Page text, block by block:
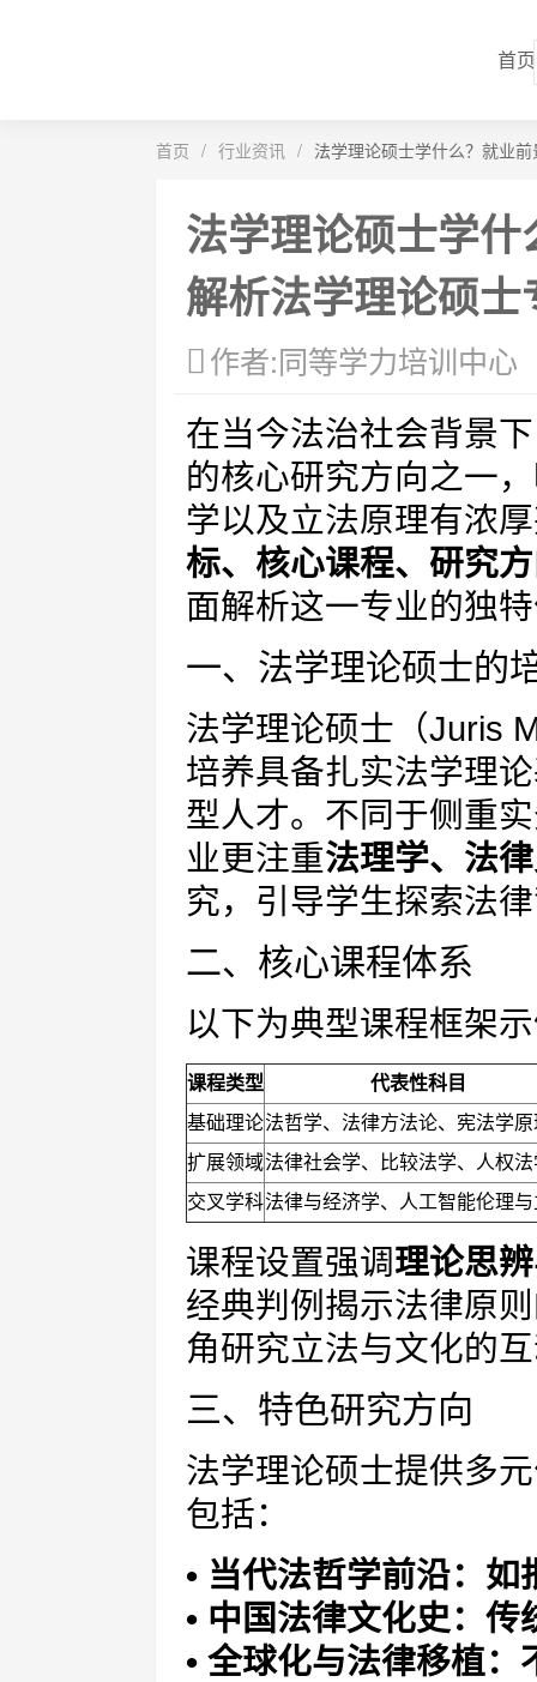
首页
首页 / 行业资讯 / 法学理论硕士学什么？就业
法学理论硕士学
解析法学理论硕士
作者:同等学力培训中心
在当今法治社会背景
的核心研究方向之一
学以及立法原理有浓
标、核心课程、研究
面解析这一专业的独
一、法学理论硕士的
法学理论硕士（Juris
培养具备扎实法学理
型人才。不同于侧重
业更注重法理学、法
究，引导学生探索法
二、核心课程体系
以下为典型课程框架
课程类型
代表性科目
基础理论法哲学、法律方法论、宪法学原
扩展领域法律社会学、比较法学、人权法
交叉学科法律与经济学、人工智能伦理
课程设置强调理论思
经典判例揭示法律原
角研究立法与文化的
三、特色研究方向
法学理论硕士提供多
包括：
• 当代法哲学前沿：
• 中国法律文化史：
• 全球化与法律移植